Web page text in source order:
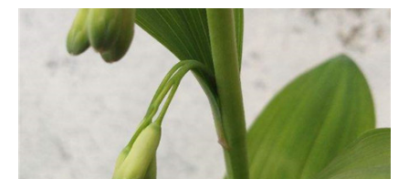
左右。但干品统货价格要更高昂，每公斤价格约在三十五到四十元
左右。另外，玉竹的原产地和规格不同，它的价格也不同。一般情
况下，玉竹的规格等级越高，它的价格也就越高。